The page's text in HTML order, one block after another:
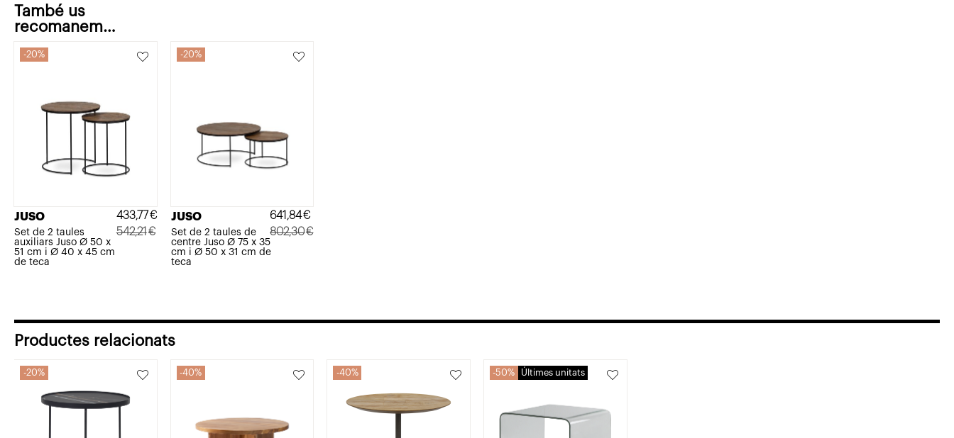
També us
recomanem…
20%
JUSO
Set de 2 taules
auxiliars Juso Ø 50 x
51 cm i Ø 40 x 45 cm
de teca
542,21€
542,21€.
433,77€
433,77€.
20%
JUSO
Set de 2 taules de
centre Juso Ø 75 x 35
cm i Ø 50 x 31 cm de
teca
802,30€
El
802,30€.
641,84€
El
641,84€.
Productes relacionats
20% 40% 40% 50% Últimes unitats